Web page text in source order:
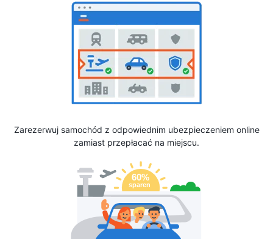
Zarezerwuj samochód z odpowiednim ubezpieczeniem online
zamiast przepłacać na miejscu.